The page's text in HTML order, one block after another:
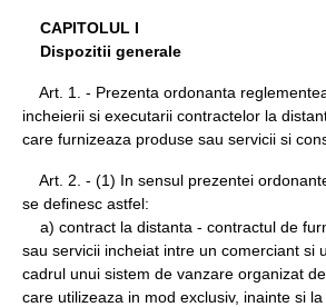
CAPITOLUL I
Dispozitii generale
Art. 1. - Prezenta ordonanta
incheierii si executarii contractelor la
care furnizeaza produse sau servicii si
Art. 2. - (1) In sensul prezentei
se definesc astfel:
a) contract la distanta - contractul de
sau servicii incheiat intre un comerciant si
cadrul unui sistem de vanzare organizat
care utilizeaza in mod exclusiv, inainte si